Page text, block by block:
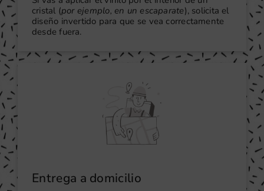
cristal (por ejemplo, en un escaparate), solicita el
diseño invertido para que se vea correctamente
desde fuera.
Entrega a domicilio